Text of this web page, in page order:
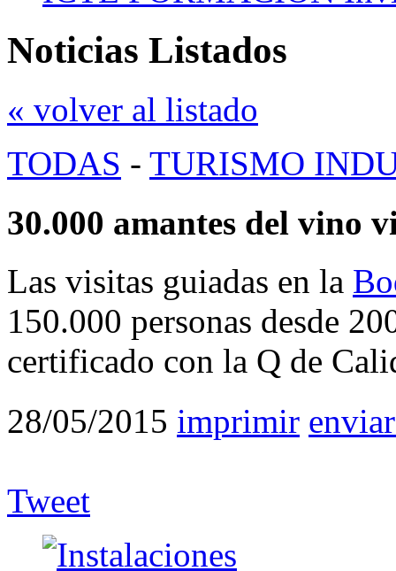
Noticias Listados
« volver al listado
TODAS - TURISMO
30.000 amantes del vino
Las visitas guiadas en la
150.000 personas desde
certificado con la Q de
28/05/2015 imprimir
Tweet